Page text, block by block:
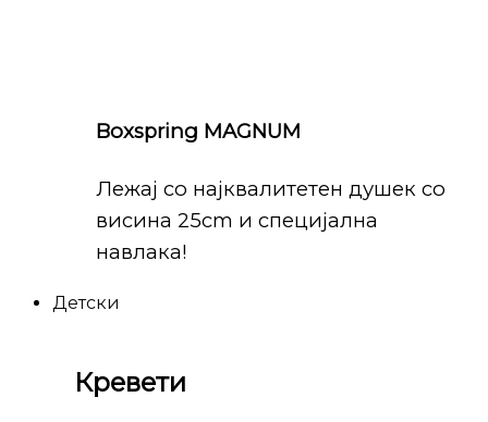
Boxspring MAGNUM
Лежај со најквалитетен душек со
висина 25cm и специјална
навлака!
Детски
Кревети